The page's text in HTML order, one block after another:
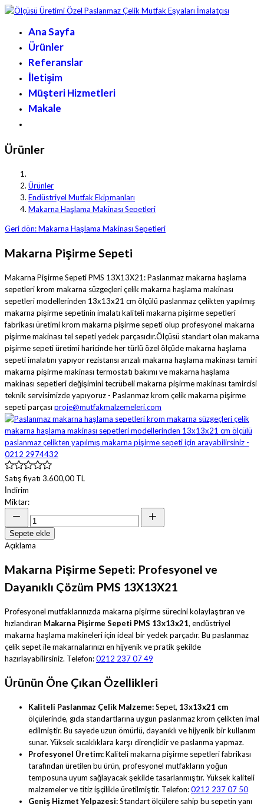
Ana Sayfa
Ürünler
Referanslar
İletişim
Müşteri Hizmetleri
Makale
Ürünler
Ürünler
Endüstriyel Mutfak Ekipmanları
Makarna Haşlama Makinası Sepetleri
Geri dön: Makarna Haşlama Makinası Sepetleri
Makarna Pişirme Sepeti
Makarna Pişirme Sepeti PMS 13X13X21: Paslanmaz makarna haşlama
sepetleri krom makarna süzgeçleri çelik makarna haşlama makinası
sepetleri modellerinden 13x13x21 cm ölçülü paslanmaz çelikten yapılmış
makarna pişirme sepetinin imalatı kaliteli makarna pişirme sepetleri
fabrikası üretimi krom makarna pişirme sepeti olup profesyonel makarna
pişirme makinası tel sepeti yedek parçasıdır.Ölçüsü standart olan makarna
pişirme sepeti üretimi haricinde her türlü özel ölçüde makarna haşlama
sepeti imalatını yapıyor rezistansı arızalı makarna haşlama makinası tamiri
makarna pişirme makinası termostatı bakımı ve makarna haşlama
makinası sepetleri değişimini tecrübeli makarna pişirme makinası tamircisi
teknik servisimizde yapıyoruz - Paslanmaz krom çelik makarna pişirme
sepeti parçası proje@mutfakmalzemeleri.com
Satış fiyatı 3.600,00 TL
İndirim
Miktar:
Sepete ekle
Açıklama
Makarna Pişirme Sepeti: Profesyonel ve
Dayanıklı Çözüm PMS 13X13X21
Profesyonel mutfaklarınızda makarna pişirme sürecini kolaylaştıran ve
hızlandıran Makarna Pişirme Sepeti PMS 13x13x21, endüstriyel
makarna haşlama makineleri için ideal bir yedek parçadır. Bu paslanmaz
çelik sepet ile makarnalarınızı en hijyenik ve pratik şekilde
hazırlayabilirsiniz. Telefon:0212 237 07 49
Ürünün Öne Çıkan Özellikleri
Kaliteli Paslanmaz Çelik Malzeme:Sepet, 13x13x21 cm
ölçülerinde, gıda standartlarına uygun paslanmaz krom çelikten imal
edilmiştir. Bu sayede uzun ömürlü, dayanıklı ve hijyenik bir kullanım
sunar. Yüksek sıcaklıklara karşı dirençlidir ve paslanma yapmaz.
Profesyonel Üretim:Kaliteli makarna pişirme sepetleri fabrikası
tarafından üretilen bu ürün, profesyonel mutfakların yoğun
temposuna uyum sağlayacak şekilde tasarlanmıştır. Yüksek kaliteli
malzemeler ve titiz işçilikle üretilmiştir. Telefon:0212 237 07 50
Geniş Hizmet Yelpazesi:Standart ölçülere sahip bu sepetin yanı